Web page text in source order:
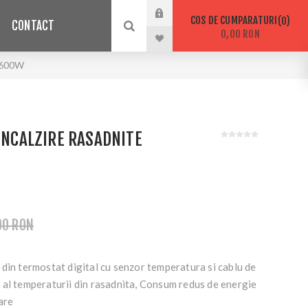
CONTACT COS DE CUMPARATURI 0
0,00 RON
RASADNITE
RON
termostat digital cu senzor temperatura si cablu de
temperaturii din rasadnita, Consum redus de energie